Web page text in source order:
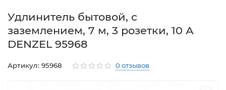
Удлинитель бытовой, с
заземлением, 7 м, 3 розетки, 10 А
DENZEL 95968
Артикул: 95968 0 отзывов